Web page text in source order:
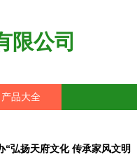
限公司
产品大全
“弘扬天府文化 传承家风文明